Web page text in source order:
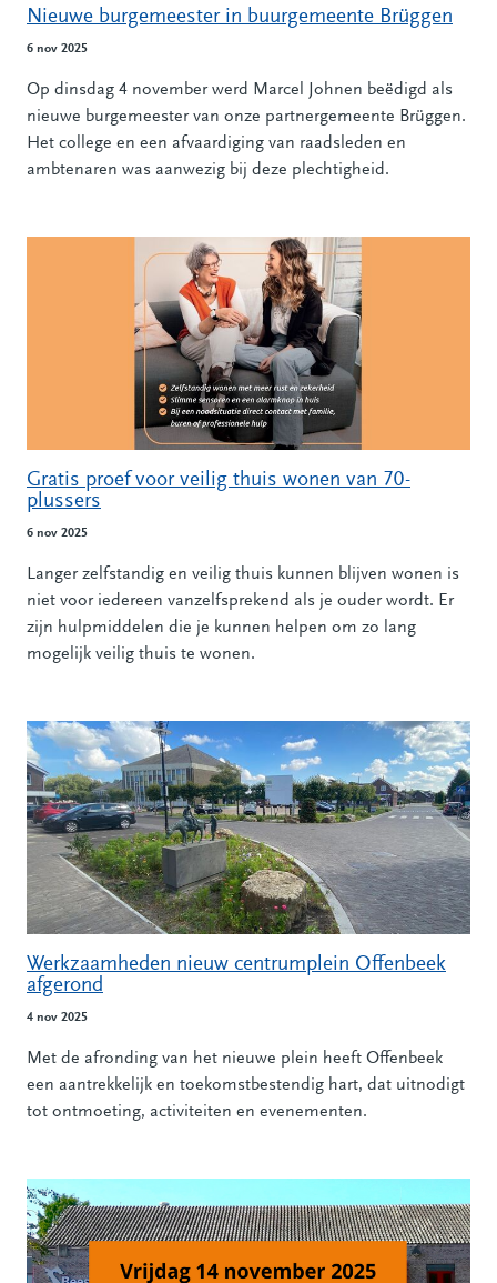
Nieuwe burgemeester in buurgemeente Brüggen
6 nov 2025
Op dinsdag 4 november werd Marcel Johnen beëdigd als
nieuwe burgemeester van onze partnergemeente Brüggen.
Het college en een afvaardiging van raadsleden en
ambtenaren was aanwezig bij deze plechtigheid.
Gratis proef voor veilig thuis wonen van 70-
plussers
6 nov 2025
Langer zelfstandig en veilig thuis kunnen blijven wonen is
niet voor iedereen vanzelfsprekend als je ouder wordt. Er
zijn hulpmiddelen die je kunnen helpen om zo lang
mogelijk veilig thuis te wonen.
Werkzaamheden nieuw centrumplein Offenbeek
afgerond
4 nov 2025
Met de afronding van het nieuwe plein heeft Offenbeek
een aantrekkelijk en toekomstbestendig hart, dat uitnodigt
tot ontmoeting, activiteiten en evenementen.